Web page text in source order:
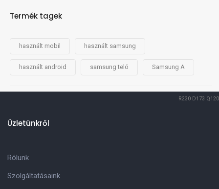
Termék tagek
használt mobil használt samsung
használt android samsung teló Samsung A
R230 D173 Q120
Üzletünkről
Rólunk
Szolgáltatásaink